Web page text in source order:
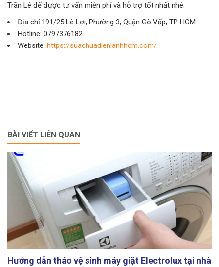
Trần Lê để được tư vấn miễn phí và hỗ trợ tốt nhất nhé.
Địa chỉ:191/25 Lê Lợi, Phường 3, Quận Gò Vấp, TP HCM
Hotline: 0797376182
Website: https://suachuadienlanhhcm.com/
BÀI VIẾT LIÊN QUAN
Hướng dẫn tháo vệ sinh máy giặt Electrolux tại nhà